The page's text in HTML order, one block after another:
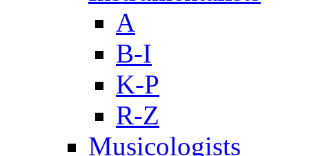
A
B-I
K-P
R-Z
Musicologists